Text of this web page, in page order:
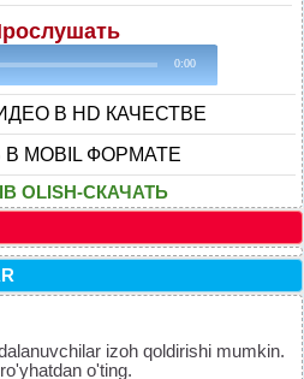
0:00
В HD КАЧЕСТВЕ
MOBIL ФОРМАТЕ
OLISH-СКАЧАТЬ
izoh qoldirishi mumkin.
ro'yhatdan o'ting.